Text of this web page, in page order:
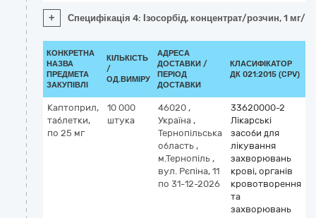
+ Специфікація 4: Ізосорбід, концентрат/розчин, 1 мг/
КОНКРЕТНА
НАЗВА
ПРЕДМЕТА
ЗАКУПІВЛІ
КІЛЬКІСТЬ
/
ОД.ВИМІРУ
АДРЕСА
ДОСТАВКИ /
ПЕРІОД
ДОСТАВКИ
КЛАСИФІКАТОР
ДК 021:2015 (CPV)
Каптоприл,
таблетки,
по 25 мг
10 000
штука
46020 ,
Україна ,
Тернопільська
область ,
м.Тернопіль ,
вул. Рєпіна, 11
по 31-12-2026
33620000-2
Лікарські
засоби для
лікування
захворювань
крові, органів
кровотворення
та
захворювань